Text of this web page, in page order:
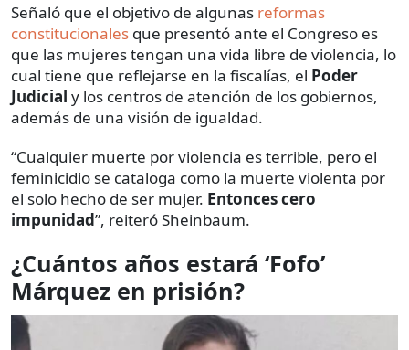
Señaló que el objetivo de algunas reformas
constitucionales que presentó ante el Congreso es
que las mujeres tengan una vida libre de violencia, lo
cual tiene que reflejarse en la fiscalías, el Poder
Judicial y los centros de atención de los gobiernos,
además de una visión de igualdad.
“Cualquier muerte por violencia es terrible, pero el
feminicidio se cataloga como la muerte violenta por
el solo hecho de ser mujer. Entonces cero
impunidad”, reiteró Sheinbaum.
¿Cuántos años estará ‘Fofo’
Márquez en prisión?